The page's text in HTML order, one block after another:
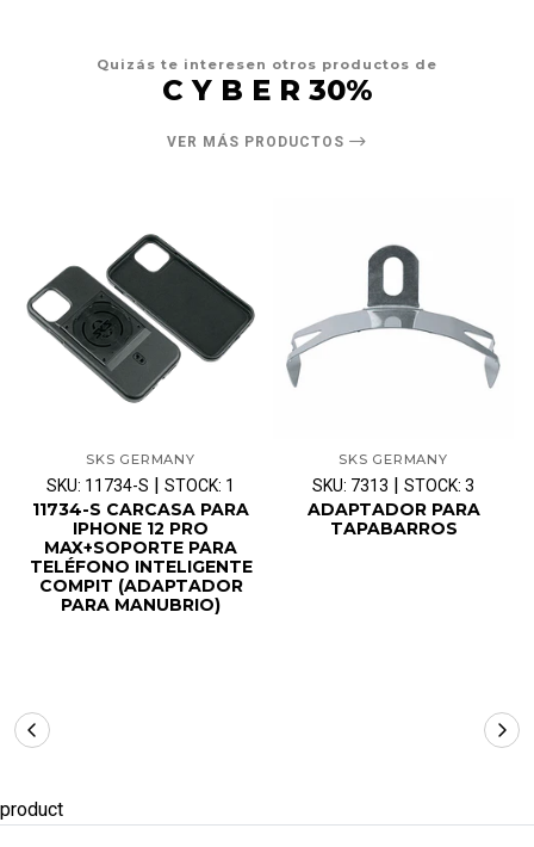
Quizás te interesen otros productos de
C Y B E R 30%
VER MÁS PRODUCTOS
SKS GERMANY
SKU: 11734-S STOCK: 1
11734-S CARCASA PARA
IPHONE 12 PRO
MAX+SOPORTE PARA
TELÉFONO INTELIGENTE
COMPIT (ADAPTADOR
PARA MANUBRIO)
SKS GERMANY
SKU: 7313 STOCK: 3
ADAPTADOR PARA
TAPABARROS
product